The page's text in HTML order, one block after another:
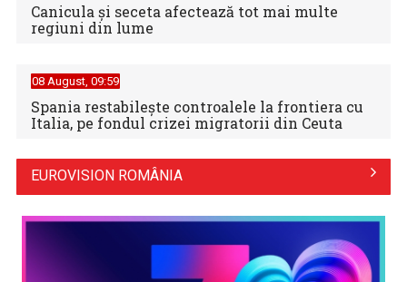
Canicula şi seceta afectează tot mai multe
regiuni din lume
08 August, 09:59
Spania restabileşte controalele la frontiera cu
Italia, pe fondul crizei migratorii din Ceuta
EUROVISION ROMÂNIA